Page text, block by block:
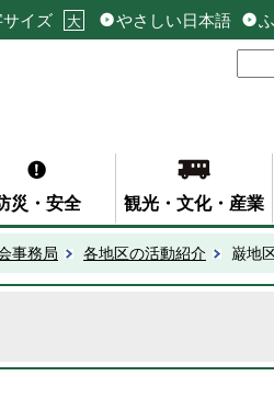
イズ 大 やさしい日本語
災・安全 観光・文化・産業
事務局 各地区の活動紹介 巌地